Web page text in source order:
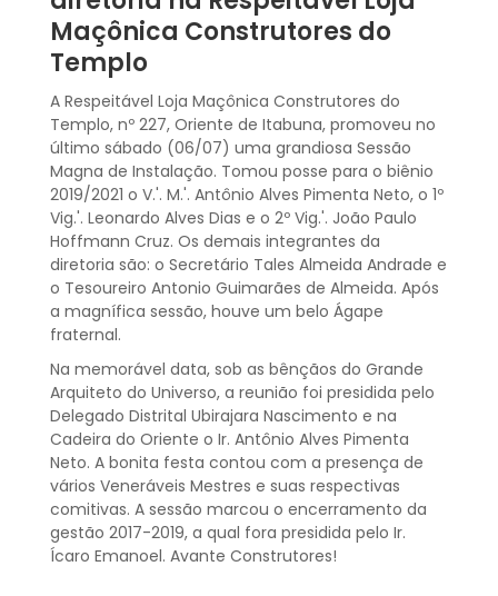
Maçônica Construtores do
Templo
A Respeitável Loja Maçônica Construtores do
Templo, nº 227, Oriente de Itabuna, promoveu no
último sábado (06/07) uma grandiosa Sessão
Magna de Instalação. Tomou posse para o biênio
2019/2021 o V.'. M.'. Antônio Alves Pimenta Neto, o 1º
Vig.'. Leonardo Alves Dias e o 2º Vig.'. João Paulo
Hoffmann Cruz. Os demais integrantes da
diretoria são: o Secretário Tales Almeida Andrade e
o Tesoureiro Antonio Guimarães de Almeida. Após
a magnífica sessão, houve um belo Ágape
fraternal.
Na memorável data, sob as bênçãos do Grande
Arquiteto do Universo, a reunião foi presidida pelo
Delegado Distrital Ubirajara Nascimento e na
Cadeira do Oriente o Ir. Antônio Alves Pimenta
Neto. A bonita festa contou com a presença de
vários Veneráveis Mestres e suas respectivas
comitivas. A sessão marcou o encerramento da
gestão 2017-2019, a qual fora presidida pelo Ir.
Ícaro Emanoel. Avante Construtores!